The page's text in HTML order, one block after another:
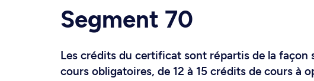
Segment 70
Les crédits du certificat sont répartis de la façon
cours obligatoires, de 12 à 15 crédits de cours à